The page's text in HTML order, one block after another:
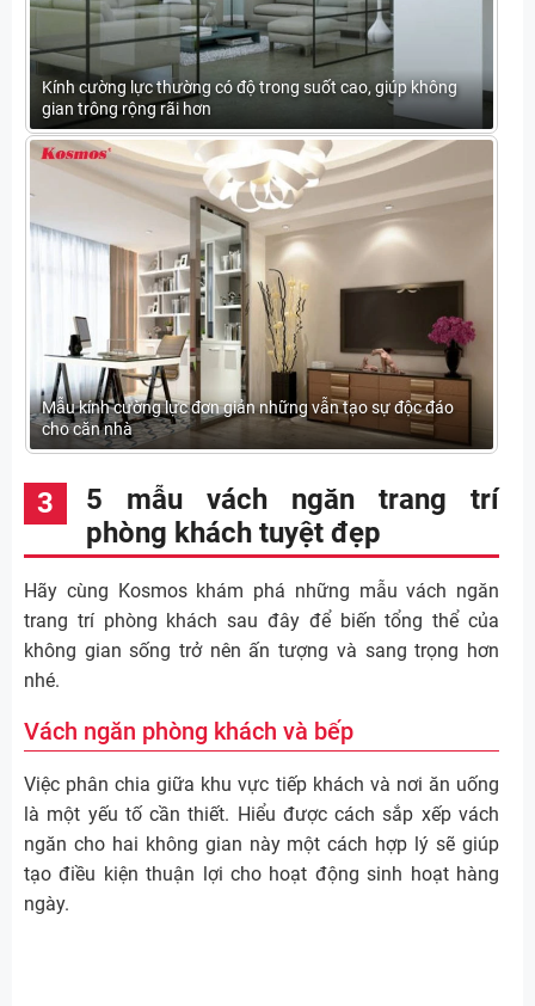
Kính cường lực thường có độ trong suốt cao, giúp không
gian trông rộng rãi hơn
Mẫu kính cường lực đơn giản những vẫn tạo sự độc đáo
cho căn nhà
5 mẫu vách ngăn trang trí
phòng khách tuyệt đẹp
Hãy cùng Kosmos khám phá những mẫu vách ngăn
trang trí phòng khách sau đây để biến tổng thể của
không gian sống trở nên ấn tượng và sang trọng hơn
nhé.
Vách ngăn phòng khách và bếp
Việc phân chia giữa khu vực tiếp khách và nơi ăn uống
là một yếu tố cần thiết. Hiểu được cách sắp xếp vách
ngăn cho hai không gian này một cách hợp lý sẽ giúp
tạo điều kiện thuận lợi cho hoạt động sinh hoạt hàng
ngày.